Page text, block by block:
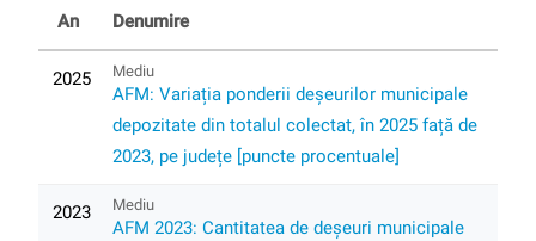
An Denumire
2025 Mediu
AFM: Variația ponderii deșeurilor municipale
depozitate din totalul colectat, în 2025 față de
2023, pe județe [puncte procentuale]
2023 Mediu
AFM 2023: Cantitatea de deșeuri municipale